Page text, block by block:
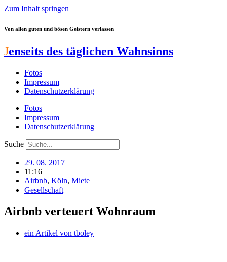
Zum Inhalt springen
Von allen guten und bösen Geistern verlassen
Jenseits des täglichen Wahnsinns
Fotos
Impressum
Datenschutzerklärung
Fotos
Impressum
Datenschutzerklärung
Suche
29. 08. 2017
11:16
Airbnb, Köln, Miete
Gesellschaft
Airbnb verteuert Wohnraum
ein Artikel von tboley